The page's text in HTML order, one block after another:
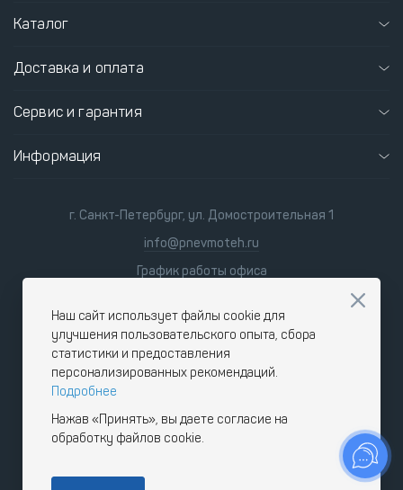
Каталог
Доставка и оплата
Сервис и гарантия
Информация
г. Санкт-Петербург, ул. Домостроительная 1
info@pnevmoteh.ru
График работы офиса
сб-вс 9:00 - 18:00
Наш сайт использует файлы cookie для
улучшения пользовательского опыта, сбора
статистики и предоставления
персонализированных рекомендаций.
Подробнее
Нажав «Принять», вы даете согласие на
обработку файлов cookie.